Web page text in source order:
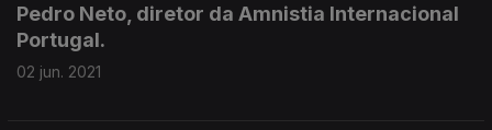
Pedro Neto, diretor da Amnistia Internacional
Portugal.
02 jun. 2021